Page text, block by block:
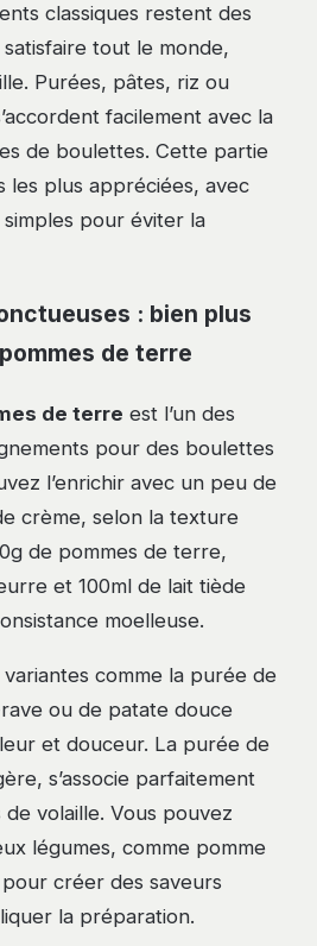
classiques restent des
tout le monde,
Purées, pâtes, riz ou
facilement avec la
de boulettes. Cette partie
les plus appréciées, avec
pour éviter la
: bien plus
de terre
de terre est l’un des
pour des boulettes
l’enrichir avec un peu de
crème, selon la texture
de pommes de terre,
et 100ml de lait tiède
moelleuse.
variantes comme la purée de
ou de patate douce
et douceur. La purée de
s’associe parfaitement
volaille. Vous pouvez
légumes, comme pomme
créer des saveurs
la préparation.